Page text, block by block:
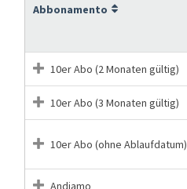
Abbonamento
10er Abo (2 Monaten gültig)
10er Abo (3 Monaten gültig)
10er Abo (ohne Ablaufdatum)
Andiamo